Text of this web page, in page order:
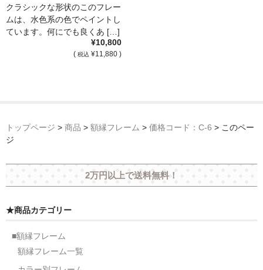
クラシックな形状のこのフレー
ムは、水色系の色でペイントし
ています。何にでも良くあ […]
¥10,800
( 税込 ¥11,880 )
トップページ > 商品 > 額縁フレーム > 価格コード：C-6 > このペー
ジ
2万円以上で送料無料！
★商品カテゴリー
■額縁フレーム
額縁フレーム一覧